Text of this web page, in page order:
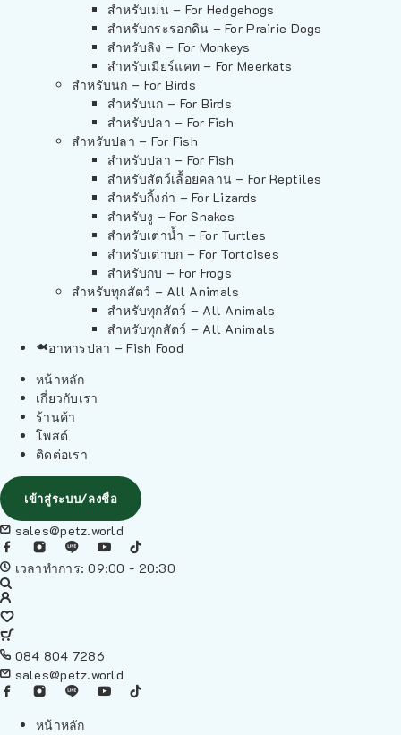
สำหรับเม่น – For Hedgehogs
สำหรับกระรอกดิน – For Prairie Dogs
สำหรับลิง – For Monkeys
สำหรับเมียร์แคท – For Meerkats
สำหรับนก – For Birds
สำหรับนก – For Birds
สำหรับปลา – For Fish
สำหรับปลา – For Fish
สำหรับปลา – For Fish
สำหรับสัตว์เลื้อยคลาน – For Reptiles
สำหรับกิ้งก่า – For Lizards
สำหรับงู – For Snakes
สำหรับเต่าน้ำ – For Turtles
สำหรับเต่าบก – For Tortoises
สำหรับกบ – For Frogs
สำหรับทุกสัตว์ – All Animals
สำหรับทุกสัตว์ – All Animals
สำหรับทุกสัตว์ – All Animals
อาหารปลา – Fish Food
หน้าหลัก
เกี่ยวกับเรา
ร้านค้า
โพสต์
ติดต่อเรา
เข้าสู่ระบบ/ลงชื่อ
sales@petz.world
เวลาทำการ: 09:00 - 20:30
084 804 7286
sales@petz.world
หน้าหลัก